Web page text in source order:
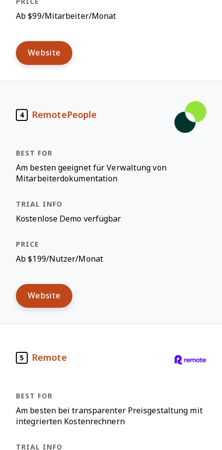
Ab $99/Mitarbeiter/Monat
Website
4 RemotePeople
Am besten geeignet für Verwaltung von
Mitarbeiterdokumentation
Kostenlose Demo verfügbar
Ab $199/Nutzer/Monat
Website
5 Remote
Am besten bei transparenter Preisgestaltung mit
integrierten Kostenrechnern